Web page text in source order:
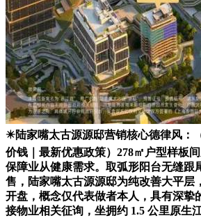
✴️陆家嘴太古源源邸营销核心德律风：
价钱｜最新优惠政策）278㎡户型样板
保障业从健康需求。取弧形阳台无缝跟
售，陆家嘴太古源源邸为纯改善大平层
开盘，概念仅代表做者本人，具有深挚
接物业相关征询，坐拥约 1.5 公里原生